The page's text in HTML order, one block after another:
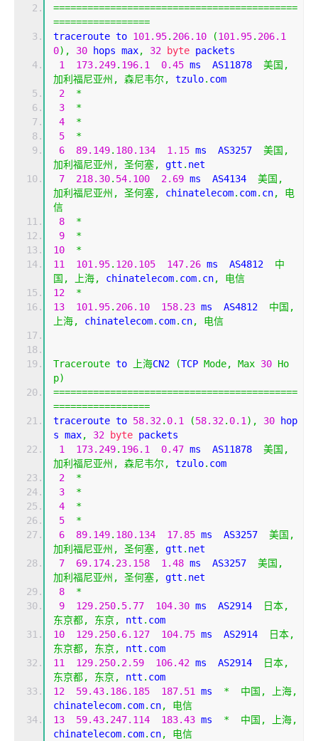
===========================================
=================
traceroute to 101.95. 206.10 (101.95. 206.1
0), 30 hops max, 32 byte packets
1
173.249. 196.1 0.45 ms  AS11878 美国,
加利福尼亚州,
森尼韦尔, tzulo. com
2
*
3
*
4
*
5
*
6
89.149. 180.134 1.15 ms  AS3257 美国,
加利福尼亚州,
圣何塞, gtt . net
7
218.30. 54.100 2.69 ms  AS4134 美国,
加利福尼亚州,
圣何塞, chinatelecom. com. cn,
电
信
8
*
9
*
10
*
11
101.95. 120.105 147.26 ms  AS4812 中
国,
上海, chinatelecom. com. cn,
电信
12
*
13
101.95. 206.10 158.23 ms  AS4812 中国,
上海,
chinatelecom. com. cn, 电信
Traceroute to 上海CN2 (TCP Mode, Max 30 Ho
p)
===========================================
=================
traceroute to 58.32. 0.1 (58.32. 0.1 ), 30 hop
s max, 32 byte packets
1
173.249. 196.1 0.47 ms  AS11878 美国,
加利福尼亚州,
森尼韦尔, tzulo. com
2
*
3
*
4
*
5
*
6
89.149. 180.134 17.85 ms  AS3257 美国,
加利福尼亚州,
圣何塞, gtt . net
7
69.174. 23.158 1.48 ms  AS3257 美国,
加利福尼亚州,
圣何塞, gtt . net
8
*
9
129.250. 5.77 104.30 ms  AS2914
日本,
东京都,
东京, ntt . com
10
129.250. 6.127 104.75 ms  AS2914
日本,
东京都,
东京, ntt . com
11
129.250. 2.59 106.42 ms  AS2914
日本,
东京都,
东京, ntt . com
12
59.43. 186.185 187.51 ms * 中国,
上海,
chinatelecom. com. cn,
电信
13
59.43. 247.114 183.43 ms * 中国,
上海,
chinatelecom. com. cn,
电信